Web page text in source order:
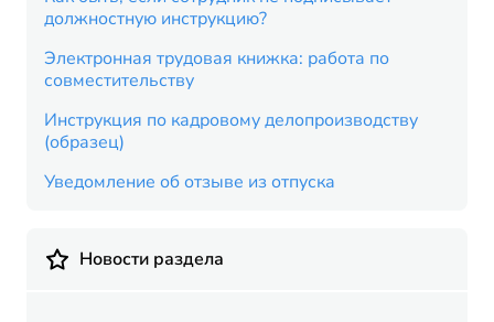
должностную инструкцию?
Электронная трудовая книжка: работа по
совместительству
Инструкция по кадровому делопроизводству
(образец)
Уведомление об отзыве из отпуска
Новости раздела